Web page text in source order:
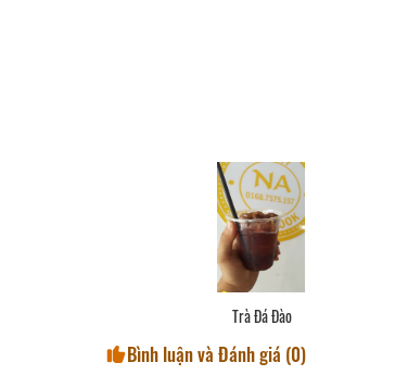
Trà Đá Đào
Bình luận và Đánh giá (0)